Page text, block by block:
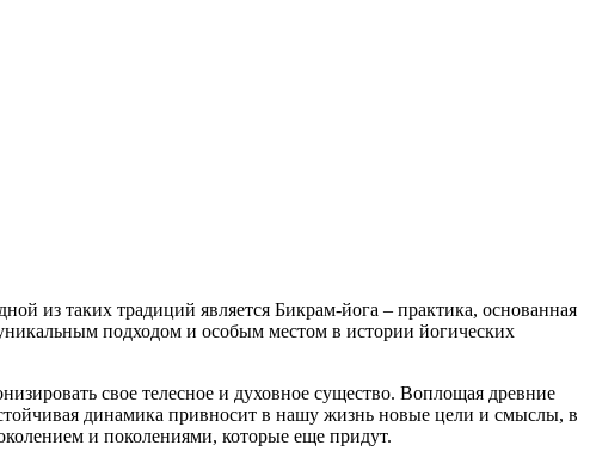
из таких традиций является Бикрам-йога – практика, основанная
подходом и особым местом в истории йогических
свое телесное и духовное существо. Воплощая древние
динамика привносит в нашу жизнь новые цели и смыслы, в
и поколениями, которые еще придут.